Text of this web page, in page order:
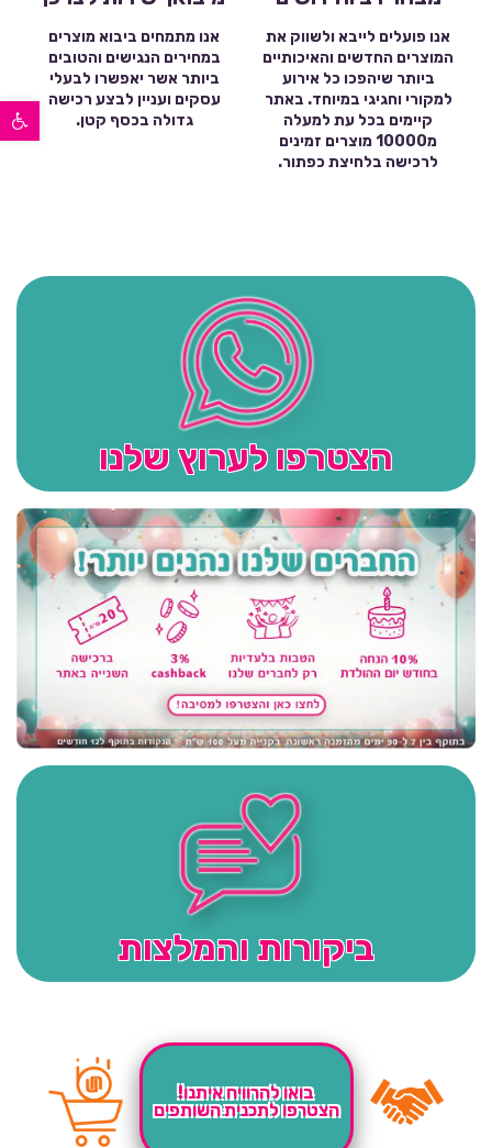
פתח סרגל נגישות
אנו פועלים לייבא ולשווק את
המוצרים החדשים והאיכותיים
ביותר שיהפכו כל אירוע
למקורי וחגיגי במיוחד. באתר
קיימים בכל עת למעלה
מ10000 מוצרים זמינים
לרכישה בלחיצת כפתור.
אנו מתמחים ביבוא מוצרים
במחירים הנגישים והטובים
ביותר אשר יאפשרו לבעלי
עסקים ועניין לבצע רכישה
גדולה בכסף קטן.
הצטרפו לערוץ שלנו
ביקורות והמלצות
בואו להרוויח איתנו!
הצטרפו לתכנית השותפים